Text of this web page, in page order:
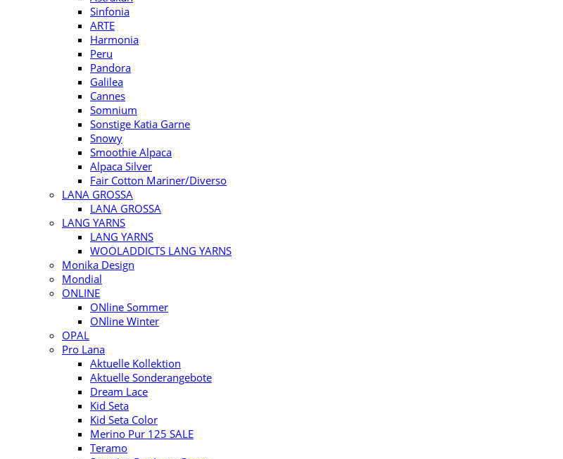
Sinfonia
ARTE
Harmonia
Peru
Pandora
Galilea
Cannes
Somnium
Sonstige Katia Garne
Snowy
Smoothie Alpaca
Alpaca Silver
Fair Cotton Mariner/Diverso
LANA GROSSA
LANA GROSSA
LANG YARNS
LANG YARNS
WOOLADDICTS LANG YARNS
Monika Design
Mondial
ONLINE
ONline Sommer
ONline Winter
OPAL
Pro Lana
Aktuelle Kollektion
Aktuelle Sonderangebote
Dream Lace
Kid Seta
Kid Seta Color
Merino Pur 125 SALE
Teramo